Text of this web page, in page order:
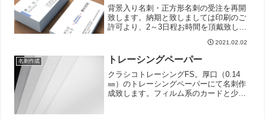
背景入り名刺・正方形名刺の受注を再開
致します。納期と致しましては印刷のご
許可より、2～3日程お時間を頂戴致しま
2021.02.02
名刺作成 トレーシングペーパー
クラシコトレーシングFS。厚口（0.14
㎜）のトレーシングペーパーにて名刺作
成致します。フィルム系のカードと少し